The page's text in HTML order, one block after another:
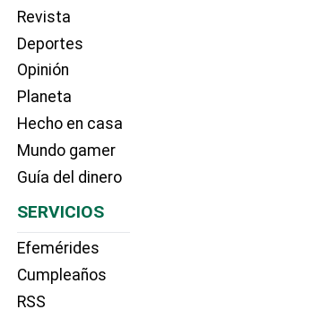
Revista
Deportes
Opinión
Planeta
Hecho en casa
Mundo gamer
Guía del dinero
SERVICIOS
Efemérides
Cumpleaños
RSS